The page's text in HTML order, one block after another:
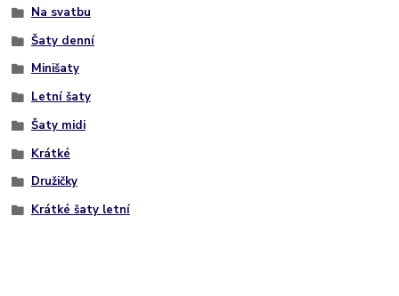
Na svatbu
Šaty denní
Minišaty
Letní šaty
Šaty midi
Krátké
Družičky
Krátké šaty letní